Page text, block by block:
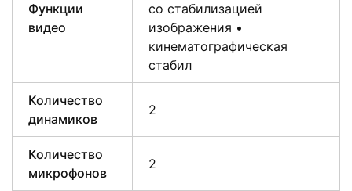
Функции
видео
со стабилизацией
изображения •
кинематографическая
стабил
Количество
динамиков
2
Количество
микрофонов
2